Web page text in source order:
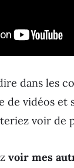
dans les
de vidéos et
voir de
voir mes